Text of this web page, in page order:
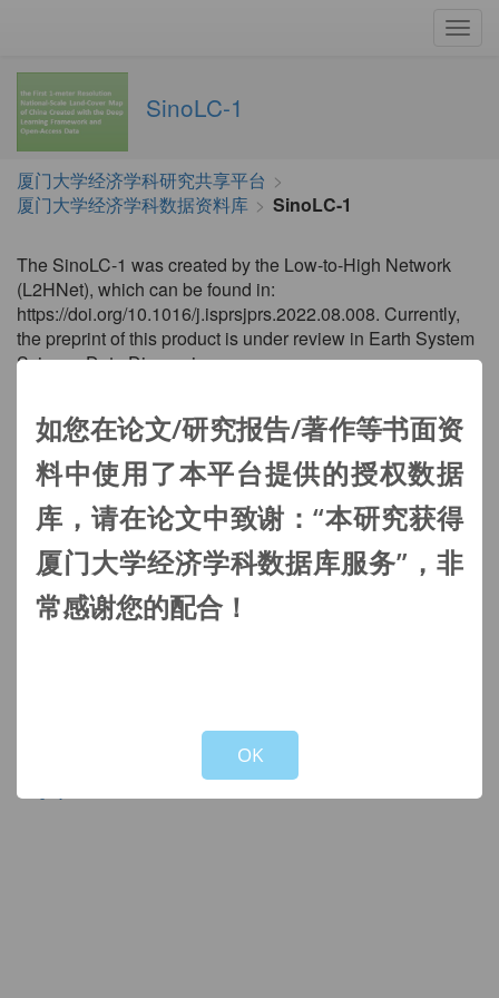
切
SinoLC-1
厦门大学经济学科研究共享平台 >
厦门大学经济学科数据资料库 > SinoLC-1
The SinoLC-1 was created by the Low-to-High Network
(L2HNet), which can be found in:
https://doi.org/10.1016/j.isprsjprs.2022.08.008. Currently,
the preprint of this product is under review in Earth System
Science Data Discussion:
数据格式：tif
数据区间：
数据提供商：
https://zenodo.org/record/7821068#.ZEHqi3ZBybQ
数据类型：None
数据获取：
申请
Copyright © 2019, All rights reserved. Technical support:
The Wang Yanan Institute for Studies in Economics
Gregory and Paula Chow Center for Economic Research
如您在论文/研究报告/著作等书面资
料中使用了本平台提供的授权数据
库，请在论文中致谢：“本研究获得
厦门大学经济学科数据库服务”，非
常感谢您的配合！
OK